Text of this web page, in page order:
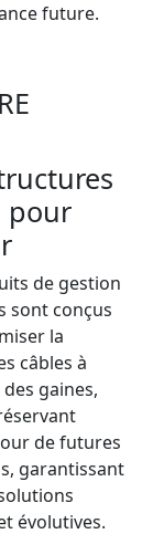
future.
pour
de gestion
sont conçus
la
câbles à
gaines,
de futures
garantissant
évolutives.